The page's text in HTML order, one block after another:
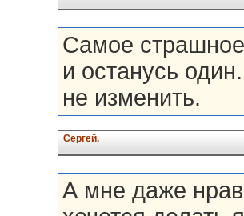
Самое
и останусь
не изменить.
Сергей.
А мне даже